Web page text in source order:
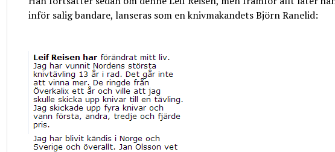
inför salig bandare, lanseras som en knivmakandets Björn Ranelid: